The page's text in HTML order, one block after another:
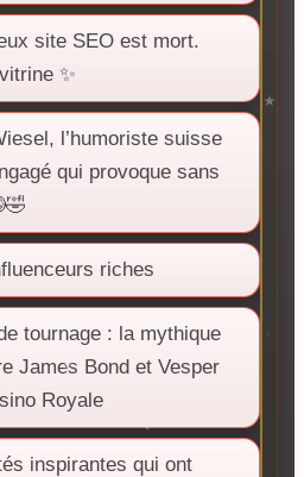
site SEO est mort.
✨
l’humoriste suisse
qui provoque sans
riches
tournage : la mythique
James Bond et Vesper
Royale
inspirantes qui ont